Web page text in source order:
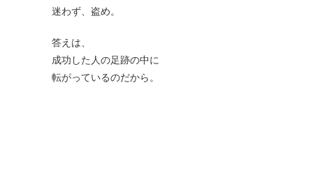
迷わず、盗め。
答えは、
成功した人の足跡の中に
転がっているのだから。